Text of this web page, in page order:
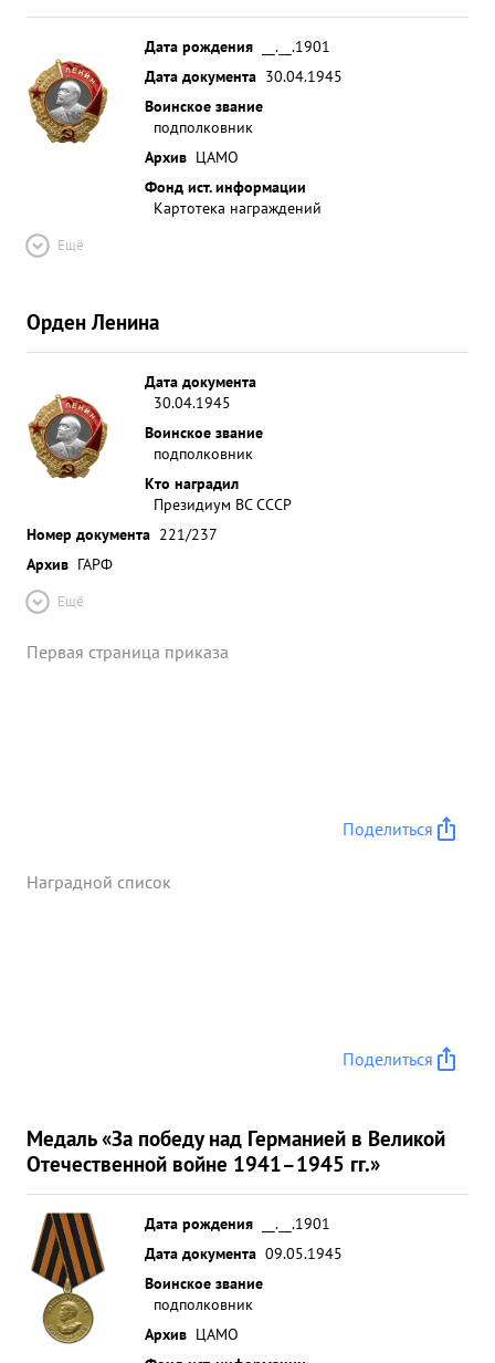
Дата рождения
__.__.1901
Дата документа 30.04.1945
Воинское звание
подполковник
Архив ЦАМО
Фонд ист. информации
Картотека награждений
Ещё
Орден Ленина
Дата документа
30.04.1945
Воинское звание
подполковник
Кто наградил
Президиум ВС СССР
Номер документа 221/237
Архив ГАРФ
Ещё
Первая страница приказа
Поделиться
Наградной список
Поделиться
Медаль «За победу над Германией в Великой
Отечественной войне 1941–1945 гг.»
Дата рождения
__.__.1901
Дата документа 09.05.1945
Воинское звание
подполковник
Архив ЦАМО